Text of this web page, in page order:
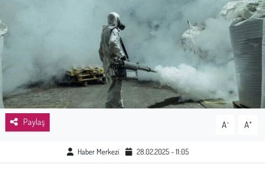
Paylaş A- A+
Haber Merkezi 28.02.2025 - 11:05
Emek
Spor